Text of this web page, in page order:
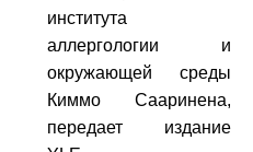
института
аллергологии и
окружающей среды
Киммо Сааринена,
передает издание